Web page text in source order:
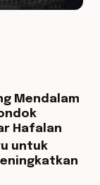
Mendalam
Hafalan
untuk